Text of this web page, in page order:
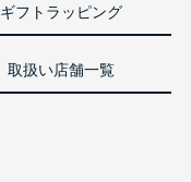
ギフトラッピング
取扱い店舗一覧